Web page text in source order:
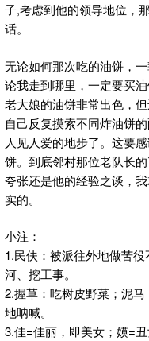
子,考虑到他的领导地位，
话。
无论如何那次吃的油饼，
论我走到哪里，一定要买
老大娘的油饼非常出色，
自己反复摸索不同炸油饼
人见人爱的地步了。这要
饼。到底邻村那位老队长
夸张还是他的经验之谈，
实的。
小注：
1.民伕：被派往外地做苦
河、挖工事。
2.握草：吃树皮野菜；泥
地呐喊。
3.佳=佳丽，即美女；嫫=